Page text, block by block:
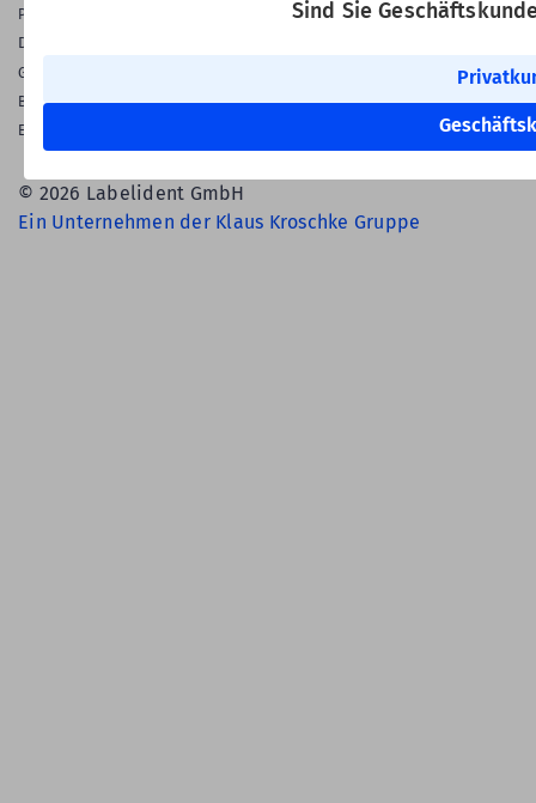
Sind Sie
Privatsphäre & Datenschutz
Datenschutz-Einstellungen
Gewährleistung
Barrierefreiheitserklärung
English Language
© 2026 Labelident GmbH
Ein Unternehmen der Klaus Kroschke Gruppe